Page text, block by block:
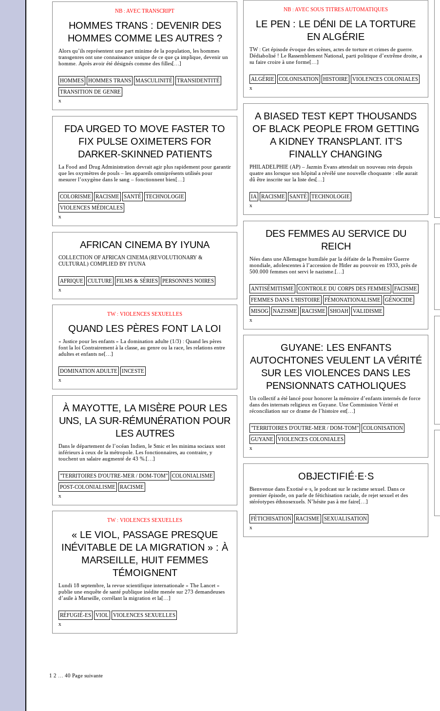
NB : AVEC SOUS TITRES AUTOMATIQUES
LE PEN : LE DÉNI DE LA TORTURE
EN ALGÉRIE
TW : Cet épisode évoque des scènes, actes de torture et crimes de guerre.
Dédiabolisé ! Le Rassemblement National, parti politique d’extrême droite, a
su faire croire à une forme[…]
ALGÉRIE COLONISATION HISTOIRE
VIOLENCES COLONIALES
x
NB : AVEC TRANSCRIPT
HOMMES TRANS : DEVENIR DES
HOMMES COMME LES AUTRES ?
Alors qu’ils représentent une part minime de la population, les hommes
transgenres ont une connaissance unique de ce que ça implique, devenir un
homme. Après avoir été désignés comme des filles[…]
HOMMES HOMMES TRANS MASCULINITÉ
TRANSIDENTITÉ
TRANSITION DE GENRE
x
A BIASED TEST KEPT THOUSANDS
OF BLACK PEOPLE FROM GETTING
A KIDNEY TRANSPLANT. IT’S
FINALLY CHANGING
PHILADELPHIE (AP) – Jazmin Evans attendait un nouveau rein depuis
quatre ans lorsque son hôpital a révélé une nouvelle choquante : elle aurait
dû être inscrite sur la liste des[…]
IA RACISME SANTÉ
TECHNOLOGIE
x
FDA URGED TO MOVE FASTER TO
FIX PULSE OXIMETERS FOR
DARKER-SKINNED PATIENTS
La Food and Drug Administration devrait agir plus rapidement pour garantir
que les oxymètres de pouls – les appareils omniprésents utilisés pour
mesurer l’oxygène dans le sang – fonctionnent bien[…]
COLORISME RACISME SANTÉ
TECHNOLOGIE
VIOLENCES MÉDICALES
x
DES FEMMES AU SERVICE DU
REICH
Nées dans une Allemagne humiliée par la défaite de la Première Guerre
mondiale, adolescentes à l’accession de Hitler au pouvoir en 1933, près de
500.000 femmes ont servi le nazisme.[…]
ANTISÉMITISME CONTROLE DU CORPS DES FEMMES
FACISME
FEMMES DANS L'HISTOIRE
FÉMONATIONALISME
GÉNOCIDE
MISOG
NAZISME RACISME SHOAH
VALIDISME
x
AFRICAN CINEMA BY IYUNA
COLLECTION OF AFRICAN CINEMA (REVOLUTIONARY &
CULTURAL) COMPLIED BY IYUNA
AFRIQUE CULTURE FILMS & SÉRIES
PERSONNES NOIRES
x
TW : VIOLENCES SEXUELLES
QUAND LES PÈRES FONT LA LOI
« Justice pour les enfants » La domination adulte (1/3) : Quand les pères
font la loi Contrairement à la classe, au genre ou la race, les relations entre
adultes et enfants ne[…]
DOMINATION ADULTE
INCESTE
x
GUYANE: LES ENFANTS
AUTOCHTONES VEULENT LA VÉRITÉ
SUR LES VIOLENCES DANS LES
PENSIONNATS CATHOLIQUES
Un collectif a été lancé pour honorer la mémoire d’enfants internés de force
dans des internats religieux en Guyane. Une Commission Vérité et
réconciliation sur ce drame de l’histoire est[…]
"TERRITOIRES D'OUTRE-MER / DOM-TOM"
COLONISATION
GUYANE
VIOLENCES COLONIALES
x
À MAYOTTE, LA MISÈRE POUR LES
UNS, LA SUR-RÉMUNÉRATION POUR
LES AUTRES
Dans le département de l’océan Indien, le Smic et les minima sociaux sont
inférieurs à ceux de la métropole. Les fonctionnaires, au contraire, y
touchent un salaire augmenté de 43 %.[…]
"TERRITOIRES D'OUTRE-MER / DOM-TOM"
COLONIALISME
POST-COLONIALISME
RACISME
x
OBJECTIFIÉ·E·S
Bienvenue dans Exotisé·e·s, le podcast sur le racisme sexuel. Dans ce
premier épisode, on parle de fétichisation raciale, de rejet sexuel et des
stéréotypes éthnosexuels. N’hésite pas à me faire[…]
FÉTICHISATION RACISME
SEXUALISATION
x
TW : VIOLENCES SEXUELLES
« LE VIOL, PASSAGE PRESQUE
INÉVITABLE DE LA MIGRATION » : À
MARSEILLE, HUIT FEMMES
TÉMOIGNENT
Lundi 18 septembre, la revue scientifique internationale « The Lancet »
publie une enquête de santé publique inédite menée sur 273 demandeuses
d’asile à Marseille, corrélant la migration et la[…]
RÉFUGIÉ-ES VIOL
VIOLENCES SEXUELLES
x
1 2 40 Page suivante